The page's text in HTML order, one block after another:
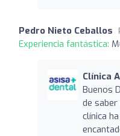
Pedro Nieto Ceballos
Experiencia fantástica:
Clínica
Buenos
de
clínica